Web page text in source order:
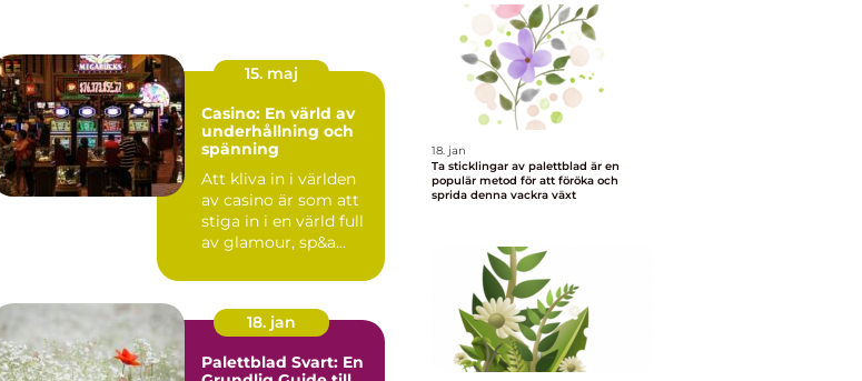
15. maj
Casino: En värld av
underhållning och
spänning
Att kliva in i världen
av casino är som att
stiga in i en värld full
av glamour, sp&a...
18. jan
Palettblad Svart: En
18. jan
Ta sticklingar av palettblad är en
populär metod för att föröka och
sprida denna vackra växt